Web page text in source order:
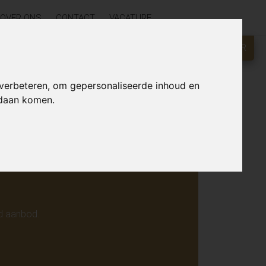
om gepersonaliseerde inhoud en
komen.
OVER ONS CONTACT VACATURE
KLIK HIER
online.
aanbod.